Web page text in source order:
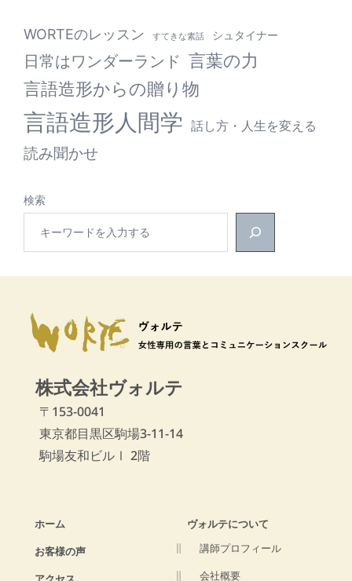
WORTEのレッスン すてきな素話 シュタイナー
日常はワンダーランド 言葉の力
言語造形からの贈り物
言語造形人間学 話し方・人生を変える
読み聞かせ
検索
株式会社ヴォルテ
〒153-0041
東京都目黒区駒場3-11-14
駒場友和ビルⅠ 2階
ホーム
お客様の声
ヴォルテについて
講師プロフィール
会社概要